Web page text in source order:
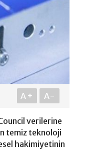
A+ A-
verilerine
temiz teknoloji
hakimiyetinin